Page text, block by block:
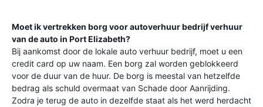
Moet ik vertrekken borg voor autoverhuur bedrijf verhuur
van de auto in Port Elizabeth?
Bij aankomst door de lokale auto verhuur bedrijf, moet u een
credit card op uw naam. Een borg zal worden geblokkeerd
voor de duur van de huur. De borg is meestal van hetzelfde
bedrag als schuld overmaat van Schade door Aanrijding.
Zodra je terug de auto in dezelfde staat als het werd herdacht